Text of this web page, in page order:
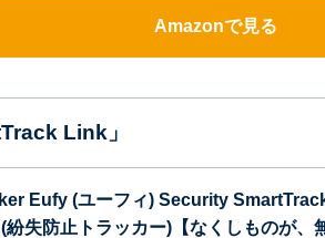
Amazonで見る
Link」
Eufy (ユーフィ) Security
(紛失防止トラッカー)【なくしものが、